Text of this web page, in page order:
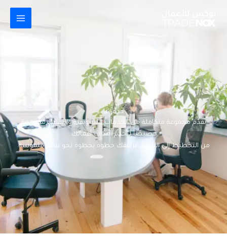
المحتوى
خدماتنا
نقدّم مجموعة متكاملة من الخدمات التسويقية والتقنية، مصممة
خصيصًا لتخدم أهداف أعمالك.
من التخطيط إلى التنفيذ، نرافقك خطوة بخطوة نحو نتائج ملموسة.